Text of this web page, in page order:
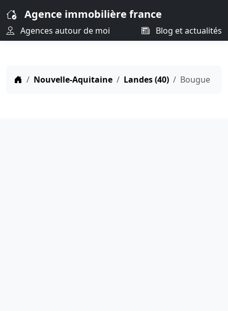
Agence immobilière france
Agences autour de moi Blog et actualités
Nouvelle-Aquitaine Landes (40) Bougue